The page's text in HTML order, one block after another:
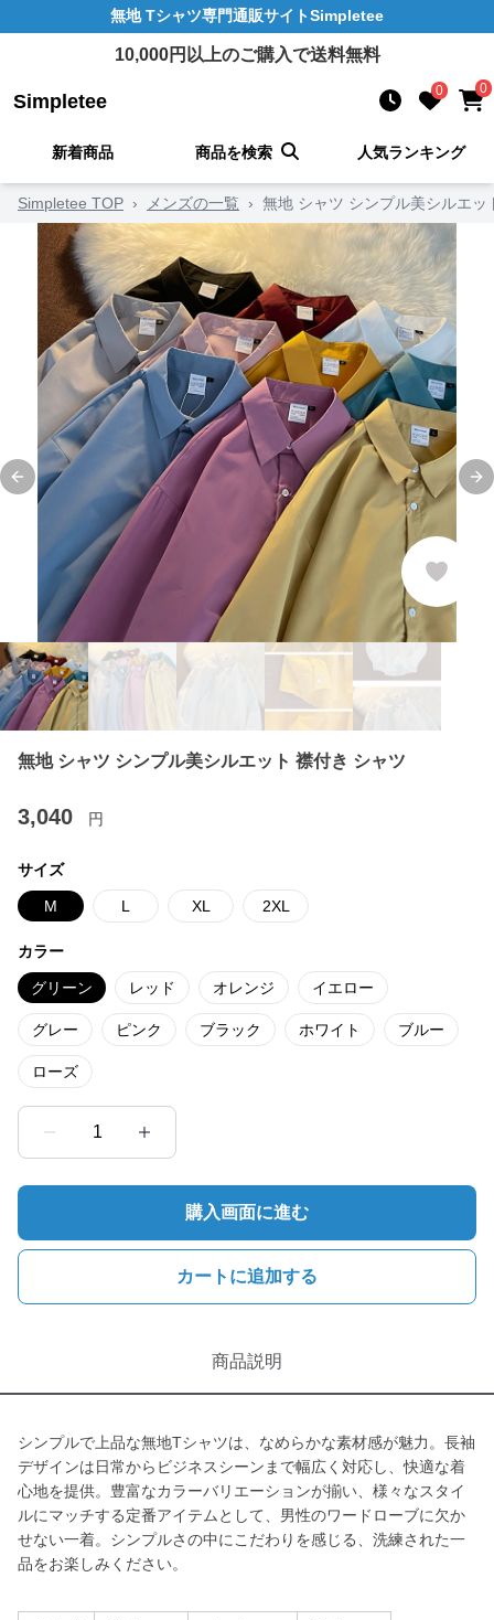
無地 Tシャツ専門通販サイトSimpletee
10,000円以上のご購入で送料無料
Simpletee 0 0
新着商品 商品を検索 人気ランキング
Simpletee TOP › メンズの一覧 › 無地 シャツ シンプル美シルエッ
Previous slide
無地 シャツ シンプル美シルエット 襟付き シャツ
3,040 円
サイズ
M L XL 2XL
カラー
グリーン レッド オレンジ イエロー
グレー ピンク ブラック ホワイト ブルー
ローズ
1
購入画面に進む
カートに追加する
商品説明
シンプルで上品な無地Tシャツは、なめらかな素材感が魅力。長袖
デザインは日常からビジネスシーンまで幅広く対応し、快適な着
心地を提供。豊富なカラーバリエーションが揃い、様々なスタイ
ルにマッチする定番アイテムとして、男性のワードローブに欠か
せない一着。シンプルさの中にこだわりを感じる、洗練された一
品をお楽しみください。